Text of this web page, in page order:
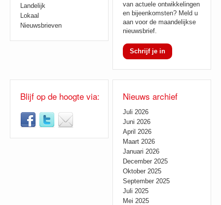
Landelijk
Lokaal
Nieuwsbrieven
van actuele ontwikkelingen
en bijeenkomsten? Meld u
aan voor de maandelijkse
nieuwsbrief.
Schrijf je in
Blijf op de hoogte via: Nieuws archief
Juli 2026
Juni 2026
April 2026
Maart 2026
Januari 2026
December 2025
Oktober 2025
September 2025
Juli 2025
Mei 2025